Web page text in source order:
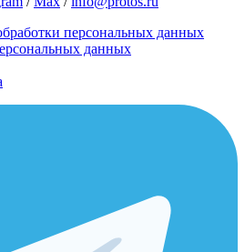
персональных данных
данных